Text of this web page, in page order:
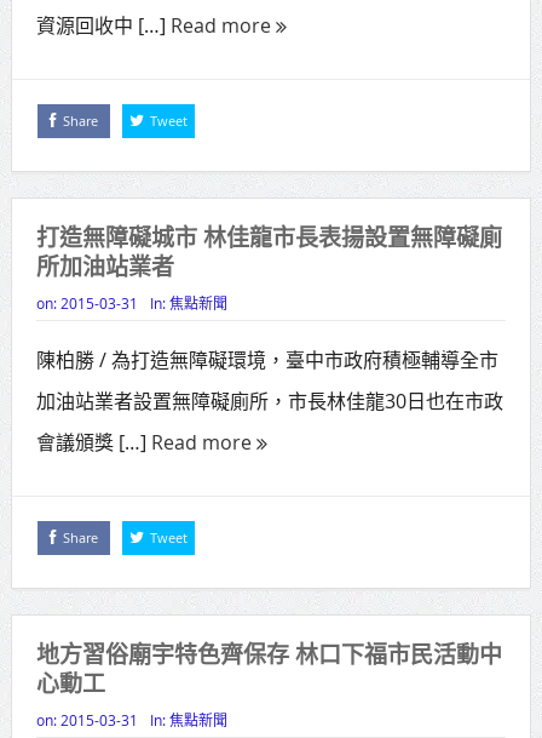
資源回收中 […] Read more
Share Tweet
打造無障礙城市 林佳龍市長表揚設置無障礙廁
所加油站業者
on: 2015-03-31 In:焦點新聞
陳柏勝 / 為打造無障礙環境，臺中市政府積極輔導全市
加油站業者設置無障礙廁所，市長林佳龍30日也在市政
會議頒獎 […] Read more
Share Tweet
地方習俗廟宇特色齊保存 林口下福市民活動中
心動工
on: 2015-03-31 In:焦點新聞